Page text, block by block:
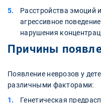
Расстройства эмоций
агрессивное
нарушения
Причины
Появление неврозов у
различными факторами:
Генетическая